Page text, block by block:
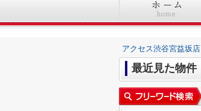
アクセス渋谷宮益坂店
最近見た物件